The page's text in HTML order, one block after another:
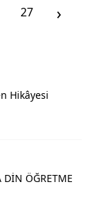
27 ›
Hikâyesi
DİN ÖĞRETME